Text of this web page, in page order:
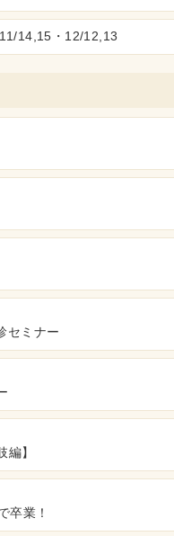
14,15・12/12,13
セミナー
編】
卒業！